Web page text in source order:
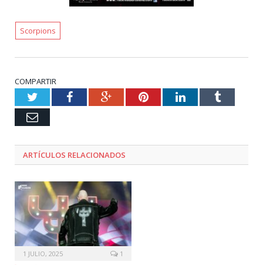
Scorpions
COMPARTIR
TwitterFacebookGoogle+PinterestLinkedInTumblr
Email
ARTÍCULOS RELACIONADOS
1 JULIO, 2025 1